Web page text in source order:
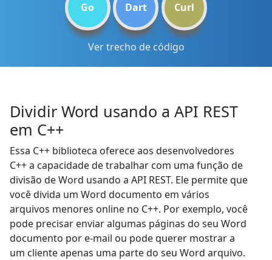
Go Dart Curl
Ver trecho de código
Dividir Word usando a API REST
em C++
Essa C++ biblioteca oferece aos desenvolvedores
C++ a capacidade de trabalhar com uma função de
divisão de Word usando a API REST. Ele permite que
você divida um Word documento em vários
arquivos menores online no C++. Por exemplo, você
pode precisar enviar algumas páginas do seu Word
documento por e-mail ou pode querer mostrar a
um cliente apenas uma parte do seu Word arquivo.